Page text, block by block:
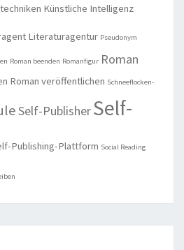
Künstliche Intelligenz
Literaturagentur Pseudonym
Roman beenden Romanfigur Roman
Roman veröffentlichen Schneeflocken-
Self-PublisherSelf-
Publishing-Plattform Social Reading